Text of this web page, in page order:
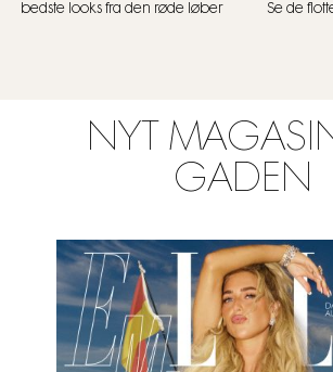
bedste looks fra den røde løber
Se de
NYT
GADEN